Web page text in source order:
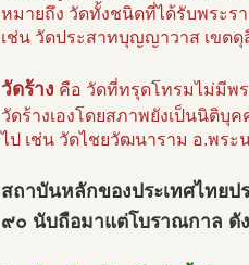
หมายถึง วัดทั้งชนิดที่ได้รับพระร
เช่น วัดประสาทบุญญาวาส เขตดุ
วัดร้าง คือ วัดที่ทรุดโทรมไม่มีพร
วัดร้างเองโดยสภาพยังเป็นนิติ
ไป เช่น วัดไชยวัฒนาราม อ.พระ
สถาบันหลักของประเทศไทย
๙๐ นับถือมาแต่โบราณกาล ดั